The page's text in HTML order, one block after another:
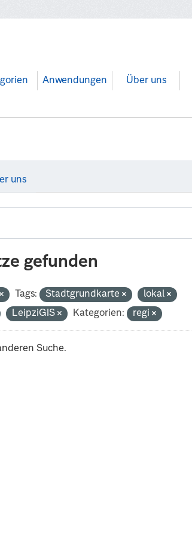
Anwendungen Über uns
uns
gefunden
Tags: Stadtgrundkarte
lokal
LeipziGIS Kategorien: regi
Suche.